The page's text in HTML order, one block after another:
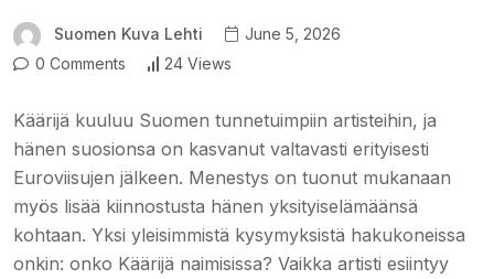
Suomen Kuva Lehti
June 5, 2026
0 Comments
24 Views
Käärijä kuuluu Suomen tunnetuimpiin artisteihin, ja
hänen suosionsa on kasvanut valtavasti erityisesti
Euroviisujen jälkeen. Menestys on tuonut mukanaan
myös lisää kiinnostusta hänen yksityiselämäänsä
kohtaan. Yksi yleisimmistä kysymyksistä hakukoneissa
onkin: onko Käärijä naimisissa? Vaikka artisti esiintyy